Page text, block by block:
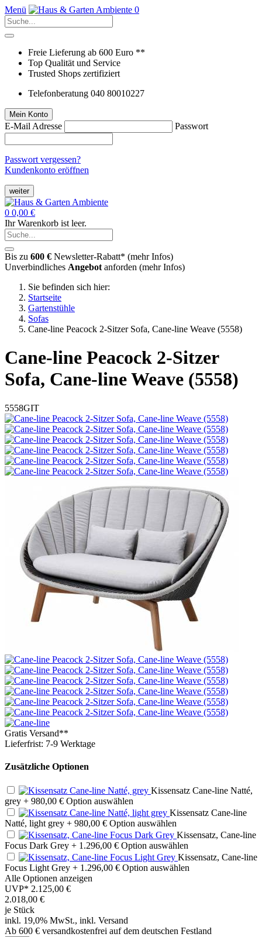
Menü 0
Freie Lieferung ab 600 Euro **
Top Qualität und Service
Trusted Shops zertifiziert
Telefonberatung 040 80010227
Mein Konto
E-Mail Adresse Passwort
Passwort vergessen?
Kundenkonto eröffnen
weiter
0 0,00 €
Ihr Warenkorb ist leer.
Bis zu 600 € Newsletter-Rabatt* (mehr Infos)
Unverbindliches Angebot anforden (mehr Infos)
Sie befinden sich hier:
Startseite
Gartenstühle
Sofas
Cane-line Peacock 2-Sitzer Sofa, Cane-line Weave (5558)
Cane-line Peacock 2-Sitzer
Sofa, Cane-line Weave (5558)
5558GIT
Gratis Versand**
Lieferfrist: 7-9 Werktage
Zusätzliche Optionen
Kissensatz Cane-line Natté,
grey + 980,00 € Option auswählen
Kissensatz Cane-line
Natté, light grey + 980,00 € Option auswählen
Kissensatz, Cane-line
Focus Dark Grey + 1.296,00 € Option auswählen
Kissensatz, Cane-line
Focus Light Grey + 1.296,00 € Option auswählen
Alle Optionen anzeigen
UVP* 2.125,00 €
2.018,00 €
je Stück
inkl. 19,0% MwSt., inkl. Versand
Ab 600 € versandkostenfrei auf dem deutschen Festland